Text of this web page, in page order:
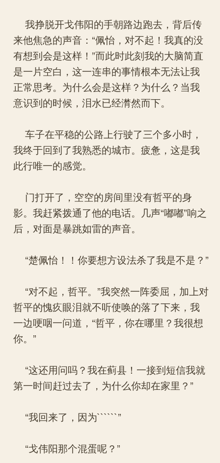
我挣脱开戈伟阳的手朝路边跑去，背后传
来他焦急的声音：“佩怡，对不起！我真的没
有想到会是这样！”而此时此刻我的大脑简直
是一片空白，这一连串的事情根本无法让我
正常思考。为什么会是这样？为什么？当我
意识到的时候，泪水已经潸然而下。
车子在平稳的公路上行驶了三个多小时，
我终于回到了我熟悉的城市。疲惫，这是我
此行唯一的感觉。
门打开了，空空的房间里没有哲平的身
影。我赶紧拨通了他的电话。几声“嘟嘟”响之
后，对面是暴跳如雷的声音。
“楚佩怡！！你要想方设法杀了我是不是？”
“对不起，哲平。”我突然一阵委屈，加上对
哲平的愧疚眼泪就不听使唤的落了下来，我
一边哽咽一问道，“哲平，你在哪里？我很想
你。”
“这还用问吗？我在蓟县！一接到短信我就
第一时间赶过去了，为什么你却在家里？”
“我回来了，因为``````”
“戈伟阳那个混蛋呢？”